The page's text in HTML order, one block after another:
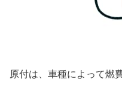
原付は、車種によって燃